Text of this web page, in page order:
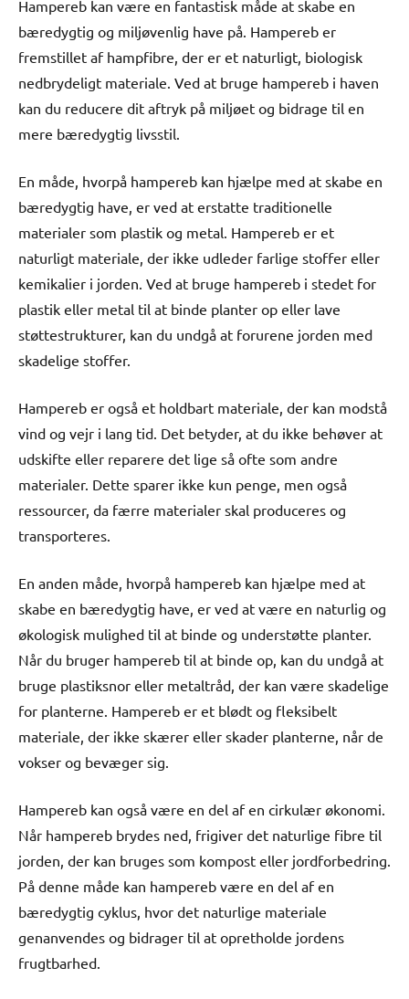
Hampereb kan være en fantastisk måde at skabe en
bæredygtig og miljøvenlig have på. Hampereb er
fremstillet af hampfibre, der er et naturligt, biologisk
nedbrydeligt materiale. Ved at bruge hampereb i haven
kan du reducere dit aftryk på miljøet og bidrage til en
mere bæredygtig livsstil.
En måde, hvorpå hampereb kan hjælpe med at skabe en
bæredygtig have, er ved at erstatte traditionelle
materialer som plastik og metal. Hampereb er et
naturligt materiale, der ikke udleder farlige stoffer eller
kemikalier i jorden. Ved at bruge hampereb i stedet for
plastik eller metal til at binde planter op eller lave
støttestrukturer, kan du undgå at forurene jorden med
skadelige stoffer.
Hampereb er også et holdbart materiale, der kan modstå
vind og vejr i lang tid. Det betyder, at du ikke behøver at
udskifte eller reparere det lige så ofte som andre
materialer. Dette sparer ikke kun penge, men også
ressourcer, da færre materialer skal produceres og
transporteres.
En anden måde, hvorpå hampereb kan hjælpe med at
skabe en bæredygtig have, er ved at være en naturlig og
økologisk mulighed til at binde og understøtte planter.
Når du bruger hampereb til at binde op, kan du undgå at
bruge plastiksnor eller metaltråd, der kan være skadelige
for planterne. Hampereb er et blødt og fleksibelt
materiale, der ikke skærer eller skader planterne, når de
vokser og bevæger sig.
Hampereb kan også være en del af en cirkulær økonomi.
Når hampereb brydes ned, frigiver det naturlige fibre til
jorden, der kan bruges som kompost eller jordforbedring.
På denne måde kan hampereb være en del af en
bæredygtig cyklus, hvor det naturlige materiale
genanvendes og bidrager til at opretholde jordens
frugtbarhed.